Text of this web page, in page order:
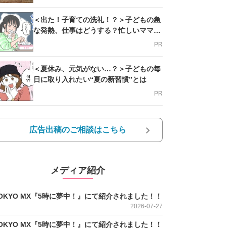
＜出た！子育ての洗礼！？＞子どもの急
な発熱、仕事はどうする？忙しいママを
PR
＜夏休み、元気がない…？＞子どもの毎
日に取り入れたい“夏の新習慣”とは
PR
広告出稿のご相談はこちら
メディア紹介
MX『5時に夢中！』にて紹介されました！！
2026-07-27
MX『5時に夢中！』にて紹介されました！！